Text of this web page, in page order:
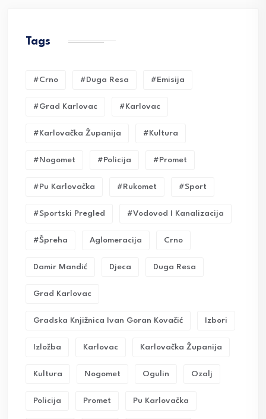
Tags
#crno #duga Resa #emisija
#grad Karlovac #karlovac
#karlovačka Županija #kultura
#nogomet #policija #promet
#pu Karlovačka #rukomet #sport
#sportski Pregled #vodovod I Kanalizacija
#Špreha Aglomeracija Crno
Damir Mandić Djeca Duga Resa
Grad Karlovac
Gradska Knjižnica Ivan Goran Kovačić Izbori
Izložba Karlovac Karlovačka Županija
Kultura Nogomet Ogulin Ozalj
Policija Promet Pu Karlovačka